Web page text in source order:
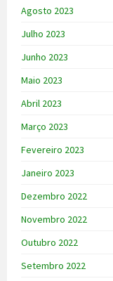
Agosto 2023
Julho 2023
Junho 2023
Maio 2023
Abril 2023
Março 2023
Fevereiro 2023
Janeiro 2023
Dezembro 2022
Novembro 2022
Outubro 2022
Setembro 2022